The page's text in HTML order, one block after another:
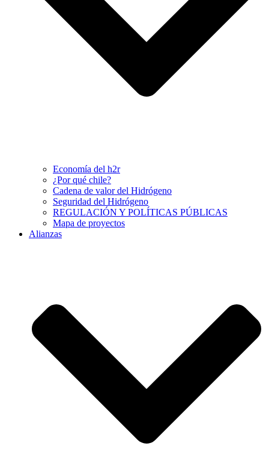
Economía del h2r
¿Por qué chile?
Cadena de valor del Hidrógeno
Seguridad del Hidrógeno
REGULACIÓN Y POLÍTICAS PÚBLICAS
Mapa de proyectos
Alianzas